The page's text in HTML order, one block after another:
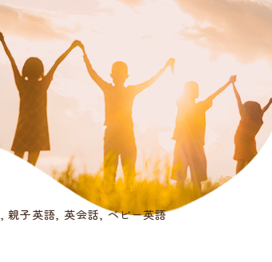
親子英語 英会話 ベビー英語